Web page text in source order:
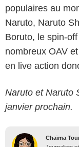
populaires au
Naruto, Naruto
Boruto, le spin-
nombreux OAV
en live action
Naruto et Naruto
janvier prochain.
Chaïma